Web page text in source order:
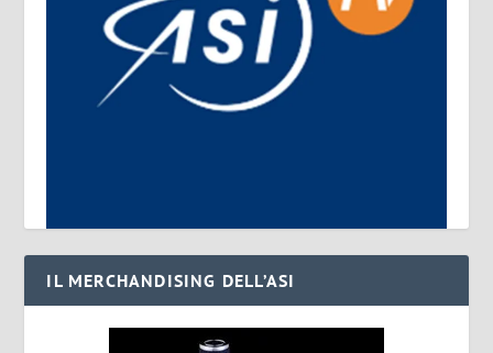
IL MERCHANDISING DELL’ASI